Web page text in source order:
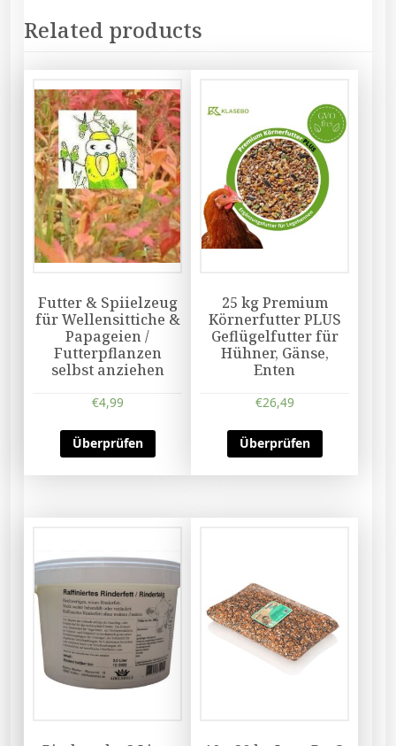
Related products
Futter & Spiielzeug
für Wellensittiche &
Papageien /
Futterpflanzen
selbst anziehen
€4,99
Überprüfen
25 kg Premium
Körnerfutter PLUS
Geflügelfutter für
Hühner, Gänse,
Enten
€26,49
Überprüfen